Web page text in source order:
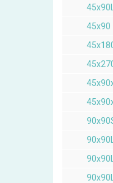
45x90